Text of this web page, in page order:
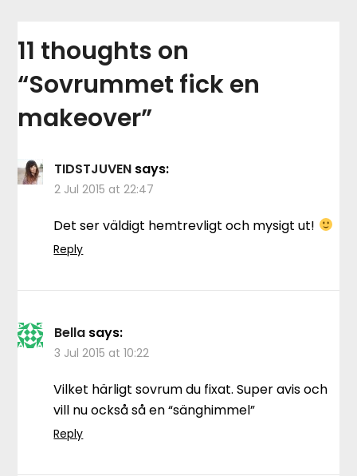
11 thoughts on
“Sovrummet fick en
makeover”
TIDSTJUVEN says:
2 Jul 2015 at 22:47
Det ser väldigt hemtrevligt och mysigt ut!
Reply
Bella says:
3 Jul 2015 at 10:22
Vilket härligt sovrum du fixat. Super avis och
vill nu också så en “sänghimmel”
Reply